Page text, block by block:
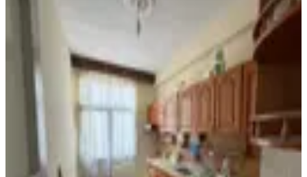
Zenn Emlak Güvencesiyle Erdemli
Erdemli, Merkez Mahallesi
3+1·146 m²·3. Kat · 06.08.2026
2.250.000 ₺
Zenn EmlakZerrin Güven